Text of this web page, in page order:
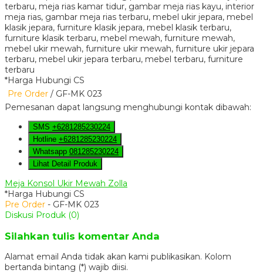
*Harga Hubungi CS
Pre Order / GF-MK 023
Pemesanan dapat langsung menghubungi kontak dibawah:
SMS +6281285230224
Hotline +6281285230224
Whatsapp 081285230224
Lihat Detail Produk
Meja Konsol Ukir Mewah Zolla
*Harga Hubungi CS
Pre Order - GF-MK 023
Diskusi Produk (0)
Silahkan tulis komentar Anda
Alamat email Anda tidak akan kami publikasikan. Kolom
bertanda bintang (*) wajib diisi.